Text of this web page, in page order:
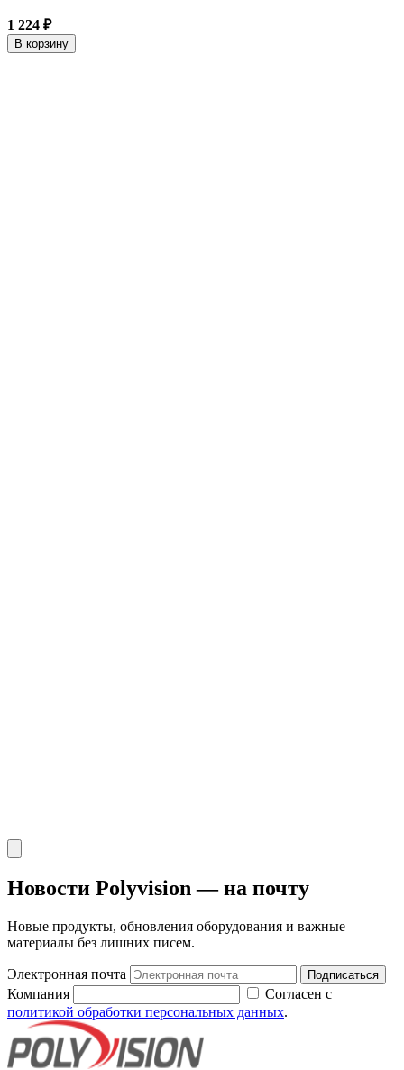
1 224 ₽
В корзину
Новости Polyvision — на почту
Новые продукты, обновления оборудования и важные
материалы без лишних писем.
Электронная почта Подписаться
Компания
Согласен с
политикой обработки персональных данных.